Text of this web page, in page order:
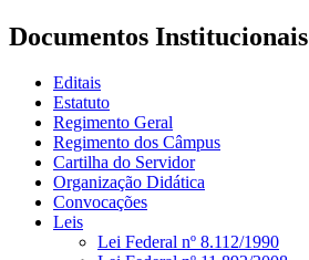
Documentos Institucionais
Editais
Estatuto
Regimento Geral
Regimento dos Câmpus
Cartilha do Servidor
Organização Didática
Convocações
Leis
Lei Federal nº 8.112/1990